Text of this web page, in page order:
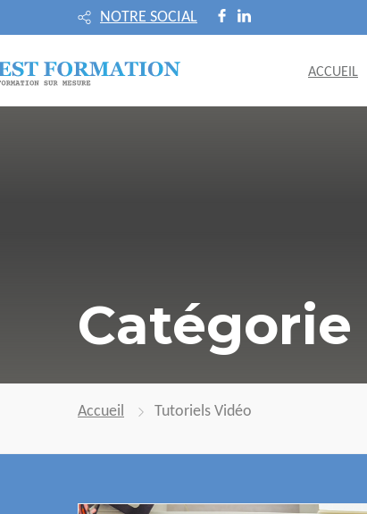
NOTRE SOCIAL
ACCUEIL
Catégorie
Accueil Tutoriels Vidéo